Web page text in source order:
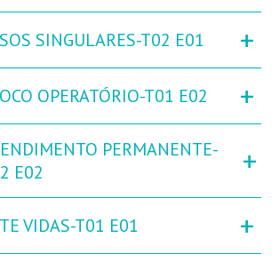
SINGULARES-T02 E01 +
OPERATÓRIO-T01 E02 +
PERMANENTE-
E02
+
VIDAS-T01 E01 +